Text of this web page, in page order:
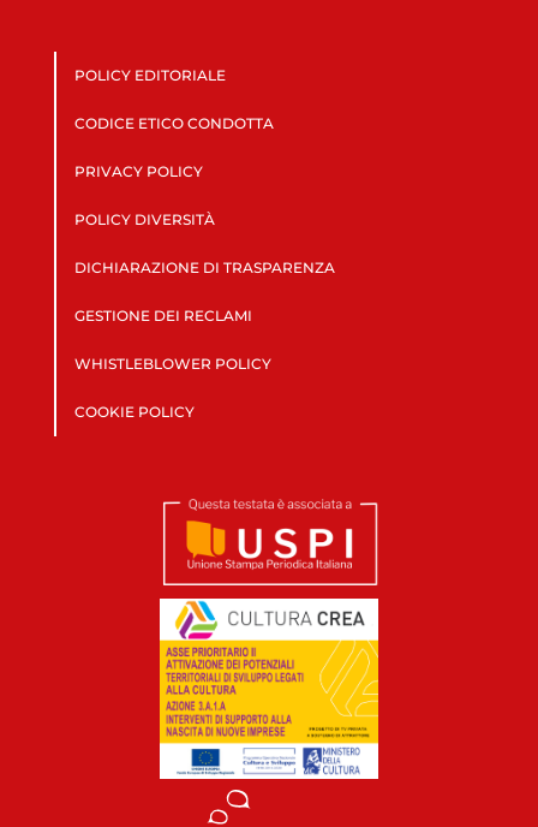
POLICY EDITORIALE
CODICE ETICO CONDOTTA
PRIVACY POLICY
POLICY DIVERSITÀ
DICHIARAZIONE DI TRASPARENZA
GESTIONE DEI RECLAMI
WHISTLEBLOWER POLICY
COOKIE POLICY